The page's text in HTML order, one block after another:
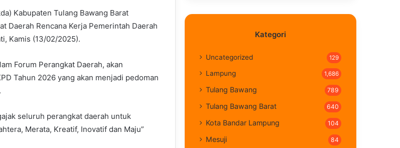
Kabupaten Tulang Bawang Barat
Daerah Rencana Kerja Pemerintah Daerah
Kamis (13/02/2025).
Forum Perangkat Daerah, akan
Tahun 2026 yang akan menjadi pedoman
seluruh perangkat daerah untuk
Merata, Kreatif, Inovatif dan Maju”
Kategori
Uncategorized 129
Lampung 1,686
Tulang Bawang 789
Tulang Bawang Barat 640
Kota Bandar Lampung 104
Mesuji 84